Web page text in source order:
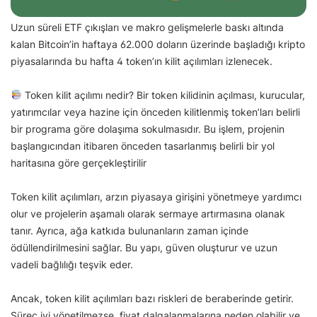
Uzun süreli ETF çıkışları ve makro gelişmelerle baskı altında
kalan Bitcoin’in haftaya 62.000 doların üzerinde başladığı kripto
piyasalarında bu hafta 4 token’ın kilit açılımları izlenecek.
Token kilit açılımı nedir? Bir token kilidinin açılması, kurucular,
yatırımcılar veya hazine için önceden kilitlenmiş token’ları belirli
bir programa göre dolaşıma sokulmasıdır. Bu işlem, projenin
başlangıcından itibaren önceden tasarlanmış belirli bir yol
haritasına göre gerçekleştirilir
Token kilit açılımları, arzın piyasaya girişini yönetmeye yardımcı
olur ve projelerin aşamalı olarak sermaye artırmasına olanak
tanır. Ayrıca, ağa katkıda bulunanların zaman içinde
ödüllendirilmesini sağlar. Bu yapı, güven oluşturur ve uzun
vadeli bağlılığı teşvik eder.
Ancak, token kilit açılımları bazı riskleri de beraberinde getirir.